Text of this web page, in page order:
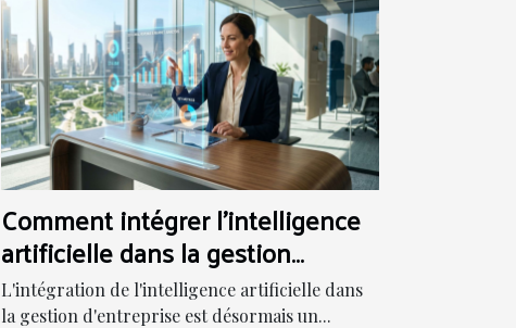
Comment intégrer l'intelligence
artificielle dans la gestion
d'entreprise ?
L'intégration de l'intelligence artificielle dans
la gestion d'entreprise est désormais un...